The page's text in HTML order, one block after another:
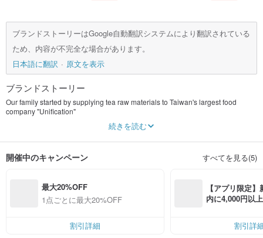
ブランドストーリーはGoogle自動翻訳システムにより翻訳されている
ため、内容が不完全な場合があります。
日本語に翻訳
原文を表示
ブランドストーリー
Our family started by supplying tea raw materials to Taiwan's largest food
company "Unification"
When I was a kid, I heard my dad tell me about every sip of tea our family drank
It all started with the thick and warm hands of my great-grandfather
talent for tea cultivation.
He took the lead in a small trend, every time he heard the old father mention
the grandfather in his memory,...
He always patted me on the shoulder with a proud and sensual expression..
had a selfless personality, unlike a businessman.
I used to go to Japan, Vietnam, China and Thailand to make friends.
続きを読む
開催中のキャンペーン すべてを見る(5)
最大20%OFF
1点ごとに最大20%OFF
割引詳細
【アプリ限定
内に4,000円以
割引詳